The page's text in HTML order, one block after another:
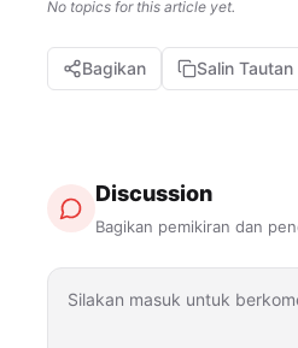
No topics for this article yet.
Bagikan Salin Tautan
Discussion
Bagikan pemikiran dan